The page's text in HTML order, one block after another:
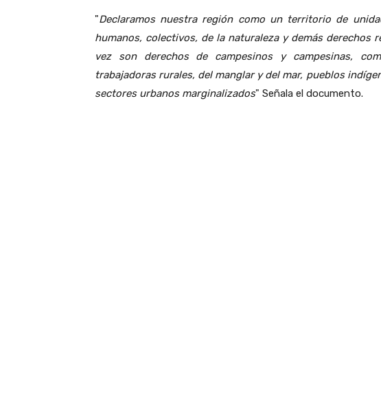
"Declaramos nuestra región como un territorio de
humanos, colectivos, de la naturaleza y demás derechos
vez son derechos de campesinos y campesinas,
trabajadoras rurales, del manglar y del mar, pueblos
sectores urbanos marginalizados" Señala el documento.